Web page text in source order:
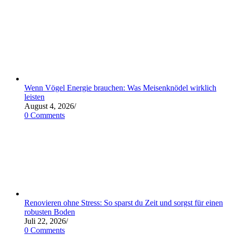
Wenn Vögel Energie brauchen: Was Meisenknödel wirklich
leisten
August 4, 2026/
0 Comments
Renovieren ohne Stress: So sparst du Zeit und sorgst für einen
robusten Boden
Juli 22, 2026/
0 Comments